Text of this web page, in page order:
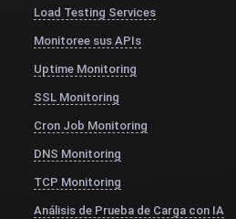
Load Testing Services
Monitoree sus APIs
Uptime Monitoring
SSL Monitoring
Cron Job Monitoring
DNS Monitoring
TCP Monitoring
Análisis de Prueba de Carga con IA